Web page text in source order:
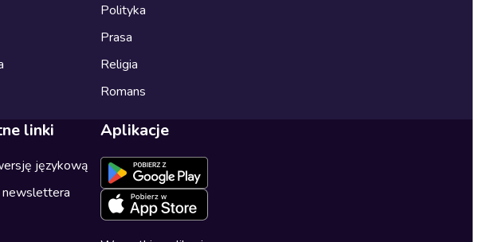
Polityka
Prasa
Religia
Romans
linki
językową
newslettera
Aplikacje